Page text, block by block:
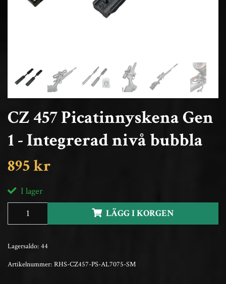
CZ 457 Picatinnyskena Gen
1 - Integrerad nivå bubbla
895 kr
I lager
LÄGG I KORGEN
Lagersaldo: 44
Artikelnummer: RHS-CZ457-PS-AL7075-SM